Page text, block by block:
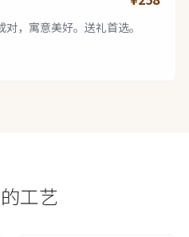
，寓意美好。送礼首选。
工艺